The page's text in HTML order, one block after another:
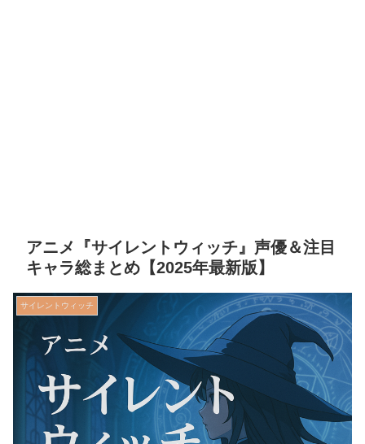
アニメ『サイレントウィッチ』声優＆注目
キャラ総まとめ【2025年最新版】
サイレントウィッチ